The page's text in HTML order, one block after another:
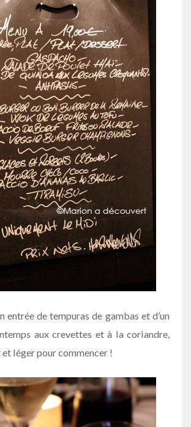
entrée de tempuras de gambas et d’un
aux crevettes et à la coriandre,
léger pour commencer !